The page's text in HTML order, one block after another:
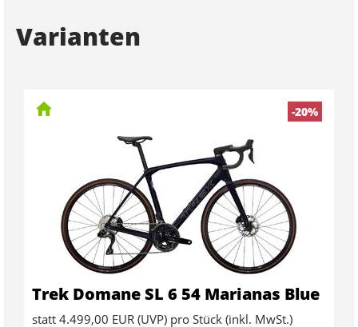
Varianten
-20%
Trek Domane SL 6 54 Marianas Blue
statt 4.499,00 EUR (UVP) pro Stück (inkl. MwSt.)